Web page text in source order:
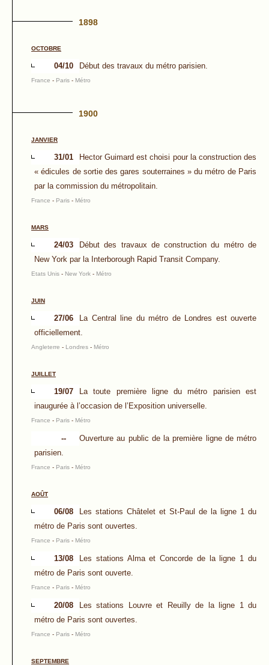
1898
OCTOBRE
04/10 Début des travaux du métro parisien.
France - Paris - Métro
1900
JANVIER
31/01
Hector Guimard est choisi pour la construction des
« édicules de sortie des gares souterraines » du métro de Paris
par la commission du métropolitain.
France - Paris - Métro
MARS
24/03
Début des travaux de construction du métro de
New York par la Interborough Rapid Transit Company.
Etats Unis - New York - Métro
JUIN
27/06
La Central line du métro de Londres est ouverte
officiellement.
Angleterre - Londres - Métro
JUILLET
19/07
La toute première ligne du métro parisien est
inaugurée à l’occasion de l’Exposition universelle.
France - Paris - Métro
--
Ouverture au public de la première ligne de métro
parisien.
France - Paris - Métro
AOÛT
06/08
Les stations Châtelet et St-Paul de la ligne 1 du
métro de Paris sont ouvertes.
France - Paris - Métro
13/08
Les stations Alma et Concorde de la ligne 1 du
métro de Paris sont ouverte.
France - Paris - Métro
20/08
Les stations Louvre et Reuilly de la ligne 1 du
métro de Paris sont ouvertes.
France - Paris - Métro
SEPTEMBRE